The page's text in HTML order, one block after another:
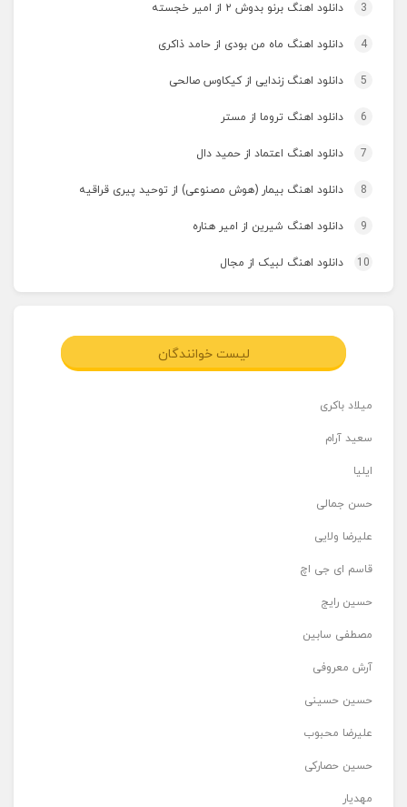
3 دانلود اهنگ برنو بدوش ۲ از امیر خجسته
4 دانلود اهنگ ماه من بودی از حامد ذاکری
5 دانلود اهنگ زندایی از کیکاوس صالحی
6 دانلود اهنگ تروما از مستر
7 دانلود اهنگ اعتماد از حمید دال
8 دانلود اهنگ بیمار (هوش مصنوعی) از توحید پیری قراقیه
9 دانلود اهنگ شیرین از امیر هناره
10 دانلود اهنگ لبیک از مجال
لیست خوانندگان
میلاد باکری
سعید آرام
ایلیا
حسن جمالی
علیرضا ولایی
قاسم ای جی اچ
حسین رایج
مصطفی سابین
آرش معروفی
حسین حسینی
علیرضا محبوب
حسین حصارکی
مهدیار